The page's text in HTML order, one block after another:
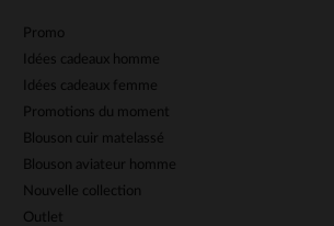
Promo
Idées cadeaux homme
Idées cadeaux femme
Promotions du moment
Blouson cuir matelassé
Blouson aviateur homme
Nouvelle collection
Outlet